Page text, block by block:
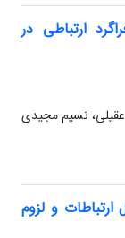
ارتباطی در
نسیم مجیدی
ارتباطات و لزوم